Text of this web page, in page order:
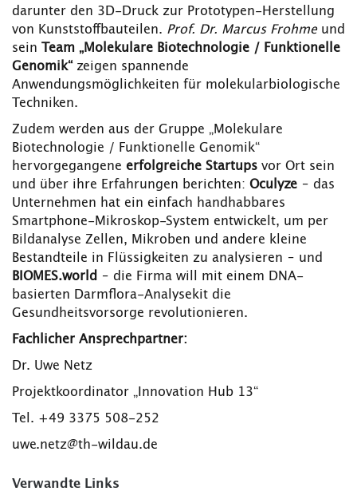
darunter den 3D-Druck zur Prototypen-Herstellung
von Kunststoffbauteilen. Prof. Dr. Marcus Frohmeund
sein Team „Molekulare Biotechnologie / Funktionelle
Genomik“zeigen spannende
Anwendungsmöglichkeiten für molekularbiologische
Techniken.
Zudem werden aus der Gruppe „Molekulare
Biotechnologie / Funktionelle Genomik“
hervorgegangene erfolgreiche Startups vor Ort sein
und über ihre Erfahrungen berichten: Oculyze – das
Unternehmen hat ein einfach handhabbares
Smartphone-Mikroskop-System entwickelt, um per
Bildanalyse Zellen, Mikroben und andere kleine
Bestandteile in Flüssigkeiten zu analysieren – und
BIOMES.world
– die Firma will mit einem DNA-
basierten Darmflora-Analysekit die
Gesundheitsvorsorge revolutionieren.
Fachlicher Ansprechpartner:
Dr. Uwe Netz
Projektkoordinator „Innovation Hub 13“
Tel. +49 3375 508-252
uwe.netz@th-wildau.de
Verwandte Links